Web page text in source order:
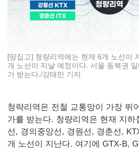
[땅집고] 청량리역에는 현재 6개 노선이
개 노선이 지날 예정이다. 서울 동북권
가 받는다./강태민 기자
청략리역은 전철 교통망이 가장 뛰
가를 받는다. 청량리역은 현재 지하
선, 경의중앙선, 경원선, 경춘선,
개 노선이 지난다. 여기에 GTX-B,